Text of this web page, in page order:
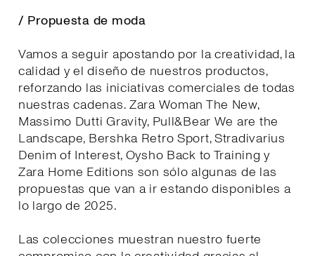
/ Propuesta de moda
Vamos a seguir apostando por la creatividad, la
calidad y el diseño de nuestros productos,
reforzando las iniciativas comerciales de todas
nuestras cadenas. Zara Woman The New,
Massimo Dutti Gravity, Pull&Bear We are the
Landscape, Bershka Retro Sport, Stradivarius
Denim of Interest, Oysho Back to Training y
Zara Home Editions son sólo algunas de las
propuestas que van a ir estando disponibles a
lo largo de 2025.
Las colecciones muestran nuestro fuerte